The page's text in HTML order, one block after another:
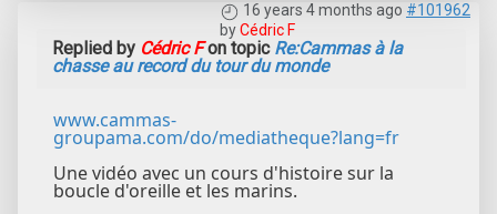
16 years 4 months ago #101962
byCédric F
Replied by Cédric Fon topic Re:Cammas à la
chasse au record du tour du monde
www.cammas-
groupama.com/do/mediatheque?lang=fr
Une vidéo avec un cours d'histoire sur la
boucle d'oreille et les marins.